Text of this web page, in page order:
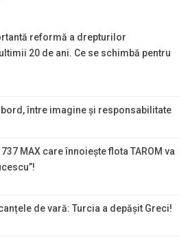
reformă a drepturilor
20 de ani. Ce se schimbă pentru
între imagine și responsabilitate
MAX care înnoiește flota TAROM va
de vară: Turcia a depășit Greci!